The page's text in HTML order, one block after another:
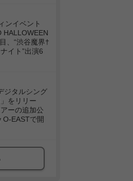
ンイベント
HALLOWEEN
、“渋谷魔界†
イト”出演6
ジタルシング
をリリー
ーの追加公
O-EASTで開